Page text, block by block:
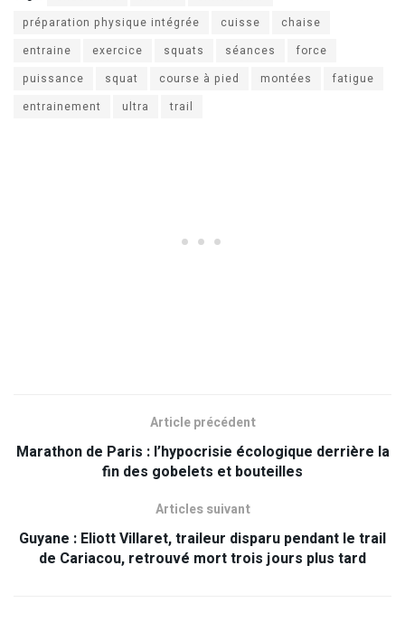
préparation physique intégrée
cuisse
chaise
entraine
exercice squats séances
force
puissance
squat course à pied montées
fatigue
entrainement
ultra trail
Article précédent
Marathon de Paris : l’hypocrisie écologique derrière la
fin des gobelets et bouteilles
Articles suivant
Guyane : Eliott Villaret, traileur disparu pendant le trail
de Cariacou, retrouvé mort trois jours plus tard